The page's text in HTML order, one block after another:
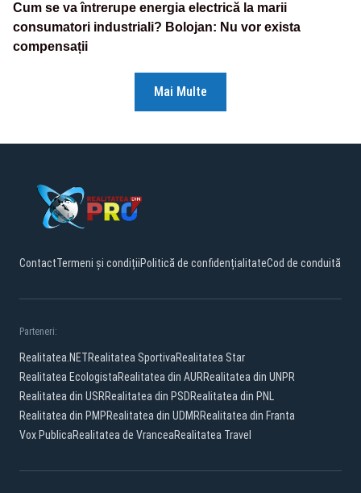
Cum se va întrerupe energia electrică la marii
consumatori industriali? Bolojan: Nu vor exista
compensații
Mai Multe
ContactTermeni și condițiiPolitică de confidențialitateCod de conduită
Parteneri:
Realitatea.NETRealitatea SportivaRealitatea Star
Realitatea EcologistaRealitatea din AURRealitatea din UNPR
Realitatea din USRRealitatea din PSDRealitatea din PNL
Realitatea din PMPRealitatea din UDMRRealitatea din Franta
Vox PublicaRealitatea de VranceaRealitatea Travel